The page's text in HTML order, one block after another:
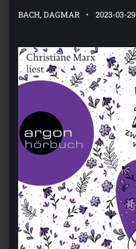
BACH, DAGMAR 2023-03-29